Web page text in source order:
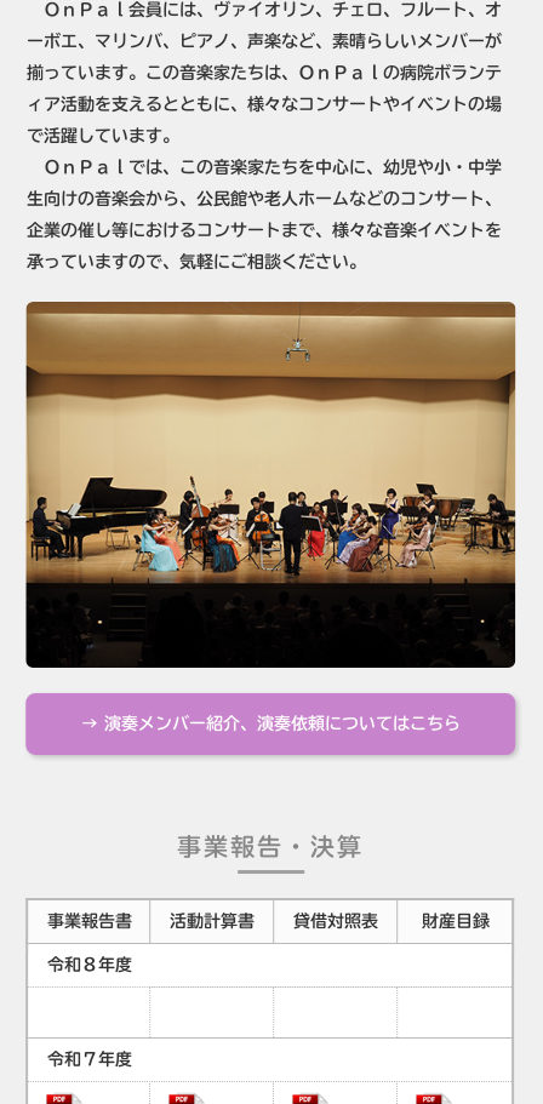
ＯｎＰａｌ会員には、ヴァイオリン、チェロ、フルート、オ
ーボエ、マリンバ、ピアノ、声楽など、素晴らしいメンバーが
揃っています。この音楽家たちは、ＯｎＰａｌの病院ボランテ
ィア活動を支えるとともに、様々なコンサートやイベントの場
で活躍しています。
ＯｎＰａｌでは、この音楽家たちを中心に、幼児や小・中学
生向けの音楽会から、公民館や老人ホームなどのコンサート、
企業の催し等におけるコンサートまで、様々な音楽イベントを
承っていますので、気軽にご相談ください。
→ 演奏メンバー紹介、演奏依頼についてはこちら
事業報告・決算
事業報告書 活動計算書 貸借対照表 財産目録
令和８年度
令和７年度